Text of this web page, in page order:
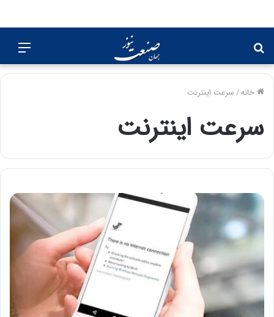
برای
خانه/سرعت اینترنت
سرعت اینترنت